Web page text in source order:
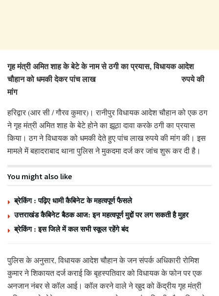
गृह मंत्री अमित शाह के बेटे के नाम से ठगी का प्रयास, विधायक आदेश
चौहान को धमकी देकर पांच लाख रुपये की
मांग
हरिद्वार (आर सी / गौरव कुमार)। रानीपुर विधायक आदेश चौहान को एक ठग
ने गृह मंत्री अमित शाह के बेटे होने का झूठा दावा करके ठगी का प्रयास
किया। ठग ने विधायक को धमकी देते हुए पांच लाख रुपये की मांग की। इस
मामले में बहादराबाद थाना पुलिस ने मुकदमा दर्ज कर जांच शुरू कर दी है।
You might also like
ब्रेकिंग : पढ़िए धामी कैबिनेट के महत्वपूर्ण फैसले
उत्तराखंड कैबिनेट बैठक आज: इन महत्वपूर्ण मुद्दों पर लग सकती है मुहर
ब्रेकिंग : इस जिले में कल सभी स्कूल रहेंगे बंद
पुलिस के अनुसार, विधायक आदेश चौहान के जन संपर्क अधिकारी रोमिश
कुमार ने शिकायत दर्ज कराई कि बृहस्पतिवार को विधायक के फोन पर एक
अनजान नंबर से कॉल आई। कॉल करने वाले ने खुद को केंद्रीय गृह मंत्री